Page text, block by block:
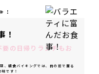
！
の日帰りランチもお
、朝食バイキングでは、目の前で握る
です！